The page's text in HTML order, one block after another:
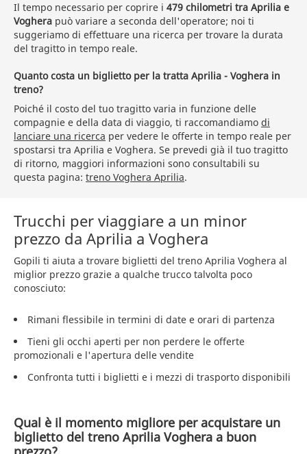
Il tempo necessario per coprire i 479 chilometri tra Aprilia e
Voghera può variare a seconda dell'operatore; noi ti
suggeriamo di effettuare una ricerca per trovare la durata
del tragitto in tempo reale.
Quanto costa un biglietto per la tratta Aprilia - Voghera in
treno?
Poiché il costo del tuo tragitto varia in funzione delle
compagnie e della data di viaggio, ti raccomandiamo di
lanciare una ricerca per vedere le offerte in tempo reale per
spostarsi tra Aprilia e Voghera. Se prevedi già il tuo tragitto
di ritorno, maggiori informazioni sono consultabili su
questa pagina: treno Voghera Aprilia.
Trucchi per viaggiare a un minor
prezzo da Aprilia a Voghera
Gopili ti aiuta a trovare biglietti del treno Aprilia Voghera al
miglior prezzo grazie a qualche trucco talvolta poco
conosciuto:
Rimani flessibile in termini di date e orari di partenza
Tieni gli occhi aperti per non perdere le offerte
promozionali e l'apertura delle vendite
Confronta tutti i biglietti e i mezzi di trasporto disponibili
Qual è il momento migliore per acquistare un
biglietto del treno Aprilia Voghera a buon